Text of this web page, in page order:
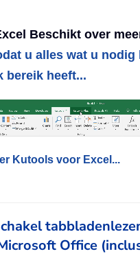
Beschikt over
u alles wat u nodig
bereik heeft...
Kutools voor Excel...
Office